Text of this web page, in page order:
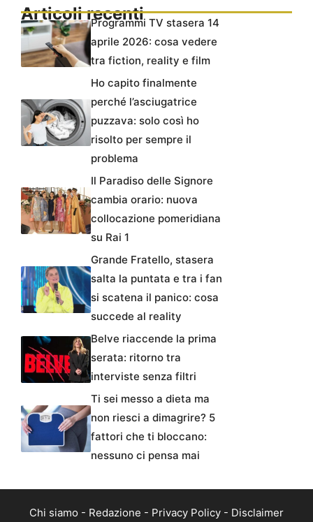
Articoli recentiProgrammi TV stasera 14
aprile 2026: cosa vedere
tra fiction, reality e film
Ho capito finalmente
perché l’asciugatrice
puzzava: solo così ho
risolto per sempre il
problema
Il Paradiso delle Signore
cambia orario: nuova
collocazione pomeridiana
su Rai 1
Grande Fratello, stasera
salta la puntata e tra i fan
si scatena il panico: cosa
succede al reality
Belve riaccende la prima
serata: ritorno tra
interviste senza filtri
Ti sei messo a dieta ma
non riesci a dimagrire? 5
fattori che ti bloccano:
nessuno ci pensa mai
Chi siamo - Redazione - Privacy Policy - Disclaimer